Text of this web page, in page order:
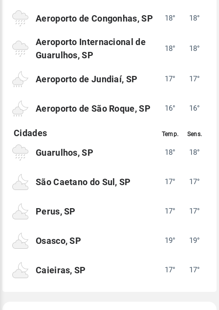
Aeroporto de Congonhas, SP 18° 18°
Aeroporto Internacional de
Guarulhos, SP
18° 18°
Aeroporto de Jundiaí, SP 17° 17°
Aeroporto de São Roque, SP 16° 16°
Guarulhos, SP 18° 18°
São Caetano do Sul, SP 17° 17°
Perus, SP 17° 17°
Osasco, SP 19° 19°
Caieiras, SP 17° 17°